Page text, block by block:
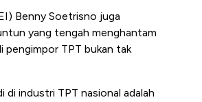
Benny Soetrisno juga
yang tengah menghantam
pengimpor TPT bukan tak
industri TPT nasional adalah